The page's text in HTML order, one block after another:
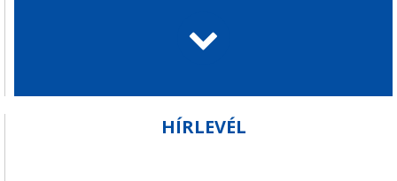
HÍRLEVÉL